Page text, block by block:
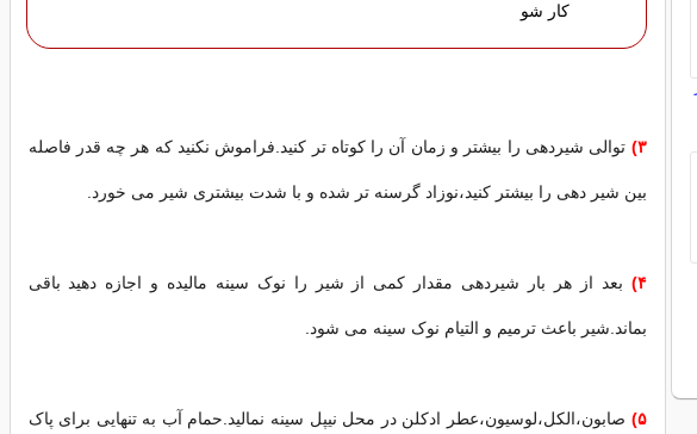
کار شو
۳) توالی شیردهی را بیشتر و زمان آن را کوتاه تر کنید.فراموش نکنید که هر چه قدر فاصله
بین شیر دهی را بیشتر کنید،نوزاد گرسنه تر شده و با شدت بیشتری شیر می خورد.
۴) بعد از هر بار شیردهی مقدار کمی از شیر را نوک سینه مالیده و اجازه دهید باقی
بماند.شیر باعث ترمیم و التیام نوک سینه می شود.
۵) صابون،الکل،لوسیون،عطر ادکلن در محل نیپل سینه نمالید.حمام آب به تنهایی برای پاک